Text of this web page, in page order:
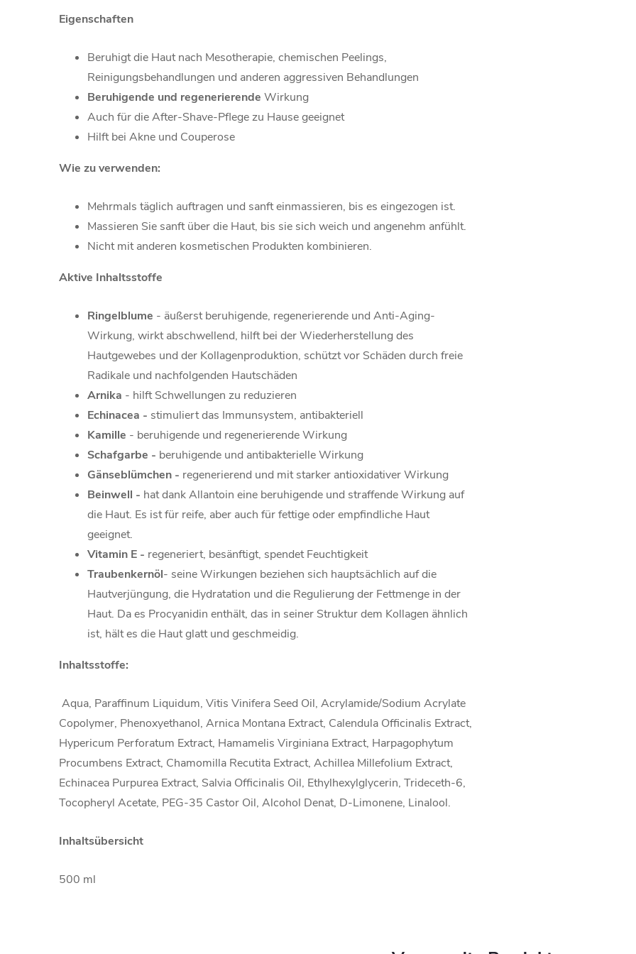
Eigenschaften
Beruhigt die Haut nach Mesotherapie, chemischen Peelings,
Reinigungsbehandlungen und anderen aggressiven Behandlungen
Beruhigende und regenerierende Wirkung
Auch für die After-Shave-Pflege zu Hause geeignet
Hilft bei Akne und Couperose
Wie zu verwenden:
Mehrmals täglich auftragen und sanft einmassieren, bis es eingezogen ist.
Massieren Sie sanft über die Haut, bis sie sich weich und angenehm anfühlt.
Nicht mit anderen kosmetischen Produkten kombinieren.
Aktive Inhaltsstoffe
Ringelblume - äußerst beruhigende, regenerierende und Anti-Aging-
Wirkung, wirkt abschwellend, hilft bei der Wiederherstellung des
Hautgewebes und der Kollagenproduktion, schützt vor Schäden durch freie
Radikale und nachfolgenden Hautschäden
Arnika - hilft Schwellungen zu reduzieren
Echinacea - stimuliert das Immunsystem, antibakteriell
Kamille - beruhigende und regenerierende Wirkung
Schafgarbe - beruhigende und antibakterielle Wirkung
Gänseblümchen - regenerierend und mit starker antioxidativer Wirkung
Beinwell - hat dank Allantoin eine beruhigende und straffende Wirkung auf
die Haut. Es ist für reife, aber auch für fettige oder empfindliche Haut
geeignet.
Vitamin E - regeneriert, besänftigt, spendet Feuchtigkeit
Traubenkernöl- seine Wirkungen beziehen sich hauptsächlich auf die
Hautverjüngung, die Hydratation und die Regulierung der Fettmenge in der
Haut. Da es Procyanidin enthält, das in seiner Struktur dem Kollagen ähnlich
ist, hält es die Haut glatt und geschmeidig.
Inhaltsstoffe:
Aqua, Paraffinum Liquidum, Vitis Vinifera Seed Oil, Acrylamide/Sodium Acrylate
Copolymer, Phenoxyethanol, Arnica Montana Extract, Calendula Officinalis Extract,
Hypericum Perforatum Extract, Hamamelis Virginiana Extract, Harpagophytum
Procumbens Extract, Chamomilla Recutita Extract, Achillea Millefolium Extract,
Echinacea Purpurea Extract, Salvia Officinalis Oil, Ethylhexylglycerin, Trideceth-6,
Tocopheryl Acetate, PEG-35 Castor Oil, Alcohol Denat, D-Limonene, Linalool.
Inhaltsübersicht
500 ml